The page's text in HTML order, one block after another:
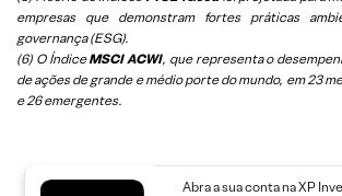
empresas que demonstram fortes práticas
governança (ESG).
(6) O ÍndiceMSCI ACWI, que representa o
de ações de grande e médio porte do mundo, em 23
e 26 emergentes.
Abra a sua conta na XP